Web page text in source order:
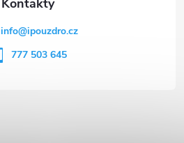
info@ipouzdro.cz
777 503 645